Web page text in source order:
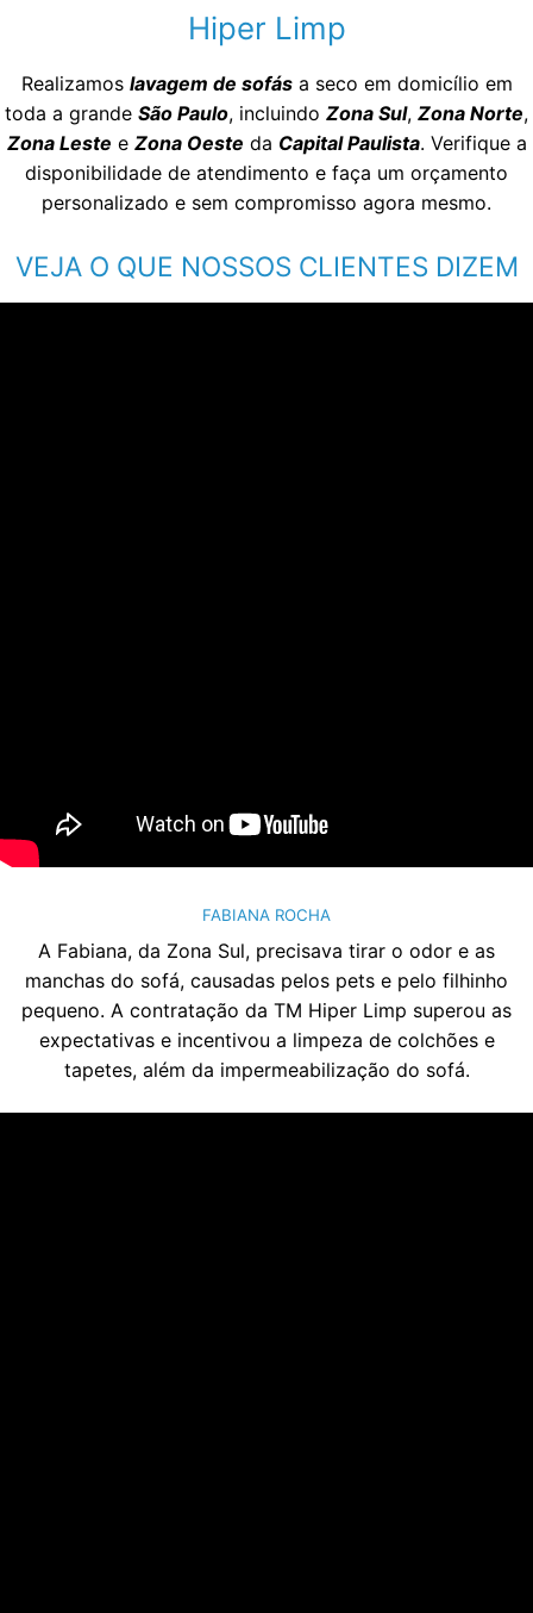
Hiper Limp
Realizamos lavagem de sofása seco em domicílio em
toda a grande São Paulo, incluindo Zona Sul, Zona Norte,
Zona Leste e Zona Oeste da Capital Paulista. Verifique a
disponibilidade de atendimento e faça um orçamento
personalizado e sem compromisso agora mesmo.
VEJA O QUE NOSSOS CLIENTES DIZEM
FABIANA ROCHA
A Fabiana, da Zona Sul, precisava tirar o odor e as
manchas do sofá, causadas pelos pets e pelo filhinho
pequeno. A contratação da TM Hiper Limp superou as
expectativas e incentivou a limpeza de colchões e
tapetes, além da impermeabilização do sofá.